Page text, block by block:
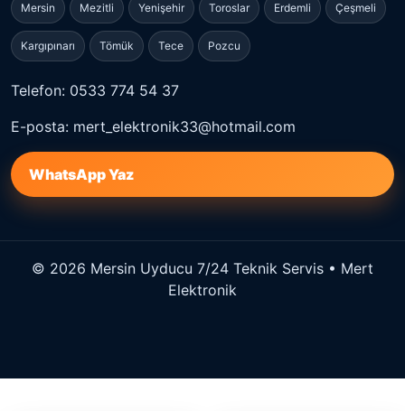
Mersin Mezitli Yenişehir Toroslar Erdemli Çeşmeli
Kargıpınarı Tömük Tece Pozcu
Telefon: 0533 774 54 37
E-posta: mert_elektronik33@hotmail.com
WhatsApp Yaz
© 2026 Mersin Uyducu 7/24 Teknik Servis • Mert
Elektronik